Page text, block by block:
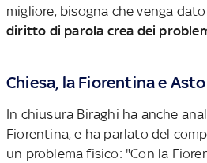
migliore, bisogna che venga
diritto di parola crea dei
Chiesa, la Fiorentina e
In chiusura Biraghi ha anche
Fiorentina, e ha parlato del
un problema fisico: "Con la